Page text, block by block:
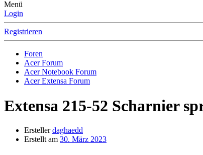
Menü
Login
Registrieren
Foren
Acer Forum
Acer Notebook Forum
Acer Extensa Forum
Extensa 215-52 Scharnier
Ersteller daghaedd
Erstellt am 30. März 2023